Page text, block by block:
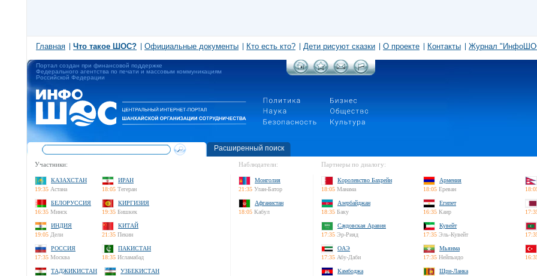
Главная Что такое ШОС? Официальные документы Кто есть кто? Дети рисуют сказки О проекте Контакты Журнал
Портал создан при финансовой поддержке
Федерального агентства по печати и массовым коммуникациям
Российской Федерации
Расширенный поиск
Участники:
КАЗАХСТАН
19:35 Астана
ИРАН
18:05 Тегеран
БЕЛОРУССИЯ
16:35 Минск
КИРГИЗИЯ
19:35 Бишкек
ИНДИЯ
19:05 Дели
КИТАЙ
21:35 Пекин
РОССИЯ
17:35 Москва
ПАКИСТАН
18:35 Исламабад
ТАДЖИКИСТАН
УЗБЕКИСТАН
Наблюдатели:
Монголия
21:35 Улан-Батор
Афганистан
18:05 Кабул
Партнеры по диалогу:
Королевство Бахрейн
18:05 Манама
Армения
18:05 Ереван
Азербайджан
18:35 Баку
Египет
16:35 Каир
Саудовская Аравия
17:35 Эр-Рияд
Кувейт
17:35 Эль-Кувейт
ОАЭ
17:35 Абу-Даби
Мьянма
17:35 Нейпьидо
Камбоджа
Шри-Ланка